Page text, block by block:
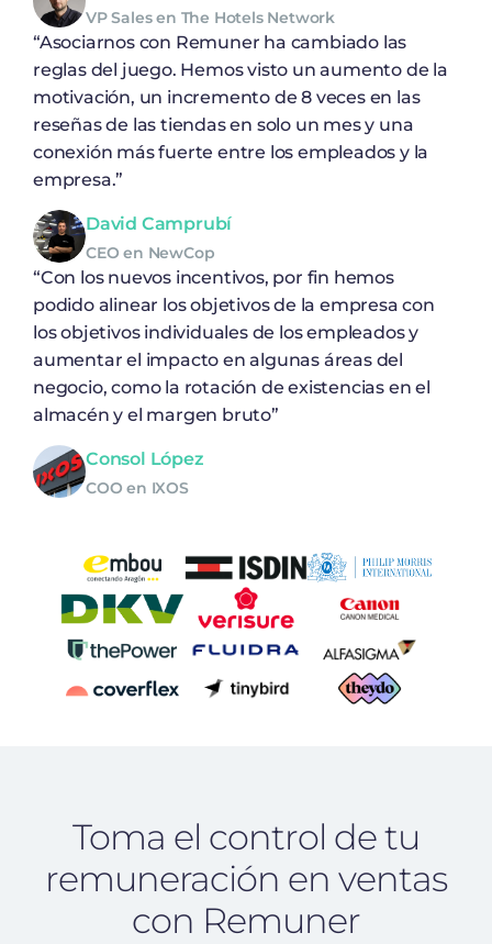
VP Sales en The Hotels Network
“Asociarnos con Remuner ha cambiado las
reglas del juego. Hemos visto un aumento de la
motivación, un incremento de 8 veces en las
reseñas de las tiendas en solo un mes y una
conexión más fuerte entre los empleados y la
empresa.”
David Camprubí
CEO en NewCop
“Con los nuevos incentivos, por fin hemos
podido alinear los objetivos de la empresa con
los objetivos individuales de los empleados y
aumentar el impacto en algunas áreas del
negocio, como la rotación de existencias en el
almacén y el margen bruto”
Consol López
COO en IXOS
Toma el control de tu
remuneración en ventas
con Remuner